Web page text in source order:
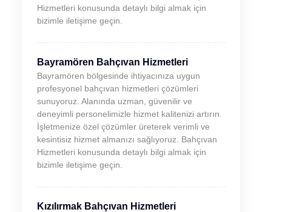
Hizmetleri konusunda detaylı bilgi almak için
bizimle iletişime geçin.
Bayramören Bahçıvan Hizmetleri
Bayramören bölgesinde ihtiyacınıza uygun
profesyonel bahçıvan hizmetleri çözümleri
sunuyoruz. Alanında uzman, güvenilir ve
deneyimli personelimizle hizmet kalitenizi artırın.
İşletmenize özel çözümler üreterek verimli ve
kesintisiz hizmet almanızı sağlıyoruz. Bahçıvan
Hizmetleri konusunda detaylı bilgi almak için
bizimle iletişime geçin.
Kızılırmak Bahçıvan Hizmetleri